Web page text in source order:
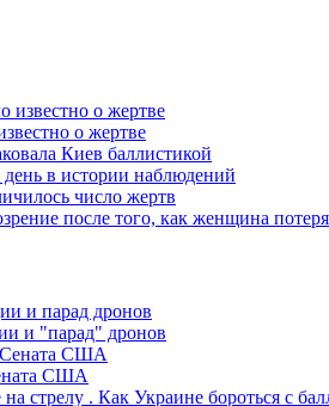
о жертве
Киев баллистикой
в истории наблюдений
число жертв
после того, как женщина
и "парад" дронов
США